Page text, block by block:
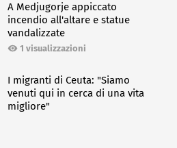
A Medjugorje appiccato
incendio all'altare e statue
vandalizzate
1 visualizzazioni
I migranti di Ceuta: "Siamo
venuti qui in cerca di una vita
migliore"